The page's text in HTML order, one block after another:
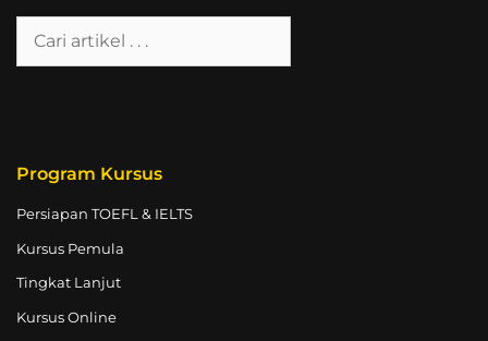
Program Kursus
Persiapan TOEFL & IELTS
Kursus Pemula
Tingkat Lanjut
Kursus Online